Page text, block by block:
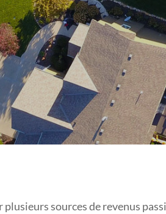
plusieurs sources de revenus